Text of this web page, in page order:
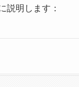
説明します：